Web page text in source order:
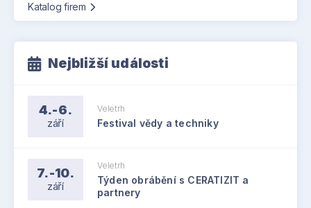
Katalog firem
Nejbližší události
4.-6.
září
Veletrh
Festival vědy a techniky
7.-10.
září
Veletrh
Týden obrábění s CERATIZIT a
partnery